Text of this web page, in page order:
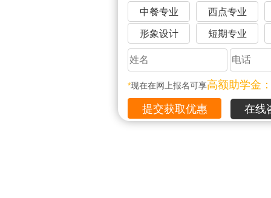
中餐专业 西点专业
形象设计 短期专业
*现在在网上报名可享高额助学金
在线